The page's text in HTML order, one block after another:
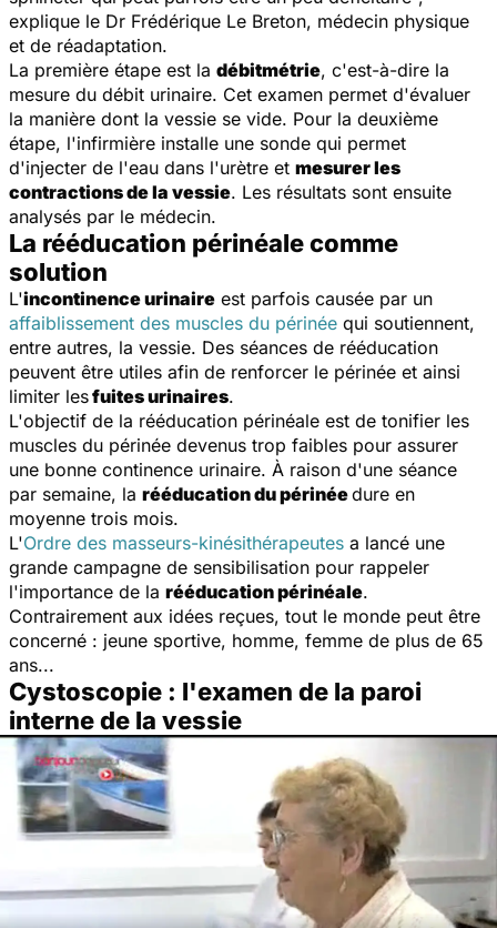
explique le Dr Frédérique Le Breton, médecin physique
et de réadaptation.
La première étape est la débitmétrie, c'est-à-dire la
mesure du débit urinaire. Cet examen permet d'évaluer
la manière dont la vessie se vide. Pour la deuxième
étape, l'infirmière installe une sonde qui permet
d'injecter de l'eau dans l'urètre et mesurer les
contractions de la vessie. Les résultats sont ensuite
analysés par le médecin.
La rééducation périnéale comme
solution
L'incontinence urinaire est parfois causée par un
affaiblissement des muscles du périnée qui soutiennent,
entre autres, la vessie. Des séances de rééducation
peuvent être utiles afin de renforcer le périnée et ainsi
limiter lesfuites urinaires.
L'objectif de la rééducation périnéale est de tonifier les
muscles du périnée devenus trop faibles pour assurer
une bonne continence urinaire. À raison d'une séance
par semaine, la rééducation du périnéedure en
moyenne trois mois.
L'Ordre des masseurs-kinésithérapeutes a lancé une
grande campagne de sensibilisation pour rappeler
l'importance de la rééducation périnéale.
Contrairement aux idées reçues, tout le monde peut être
concerné : jeune sportive, homme, femme de plus de 65
ans...
Cystoscopie : l'examen de la paroi
interne de la vessie